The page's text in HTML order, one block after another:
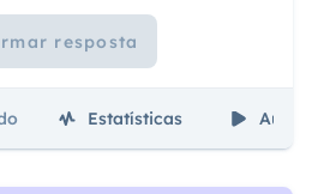
resposta
Estatísticas Aulas